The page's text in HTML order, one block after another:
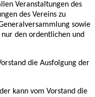
Veranstaltungen des
des Vereins zu
sowie
den ordentlichen und
die Ausfolgung der
kann vom Vorstand die